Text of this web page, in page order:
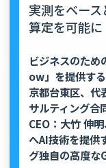
実測をベー
算定を可能に
ビジネスのた
ow」を提供す
京都台東区、代
サルティング合
CEO：大竹 伸
へAI技術を提供
グ独自の高度な